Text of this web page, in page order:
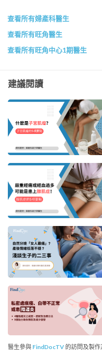
查看所有婦產科醫生
查看所有旺角醫生
查看所有旺角中心1期醫生
建議閱讀
醫生參與 FindDocTV 的訪問及製